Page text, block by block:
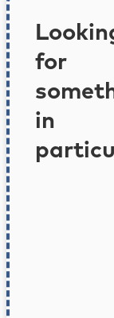
for
in